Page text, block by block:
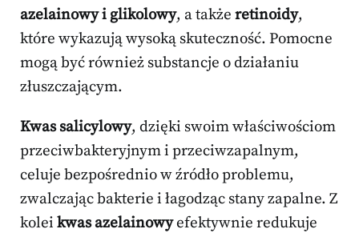
azelainowy i glikolowy, a także retinoidy,
które wykazują wysoką skuteczność. Pomocne
mogą być również substancje o działaniu
złuszczającym.
Kwas salicylowy, dzięki swoim właściwościom
przeciwbakteryjnym i przeciwzapalnym,
celuje bezpośrednio w źródło problemu,
zwalczając bakterie i łagodząc stany zapalne. Z
kolei kwas azelainowyefektywnie redukuje